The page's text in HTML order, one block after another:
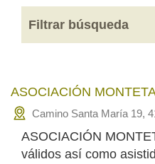
Filtrar búsqueda
ASOCIACIÓN
Camino Santa María 19,
ASOCIACIÓN
válidos así como